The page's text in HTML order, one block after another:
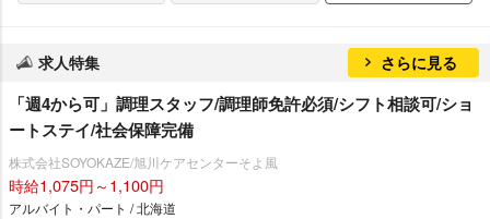
求人特集 さらに見る
「週4から可」調理スタッフ/調理師免許必須/シフト相談可/ショ
ートステイ/社会保障完備
株式会社SOYOKAZE/旭川ケアセンターそよ風
時給1,075円～1,100円
アルバイト・パート / 北海道